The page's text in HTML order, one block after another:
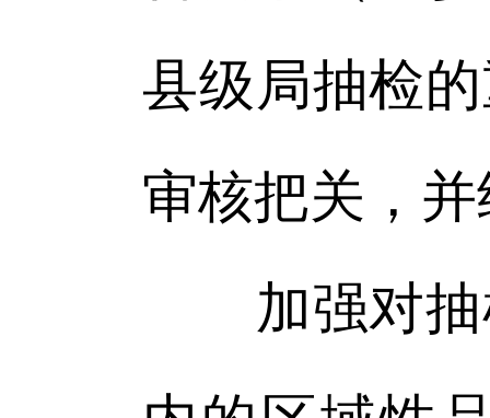
县级局抽检
审核把关，
加强对抽